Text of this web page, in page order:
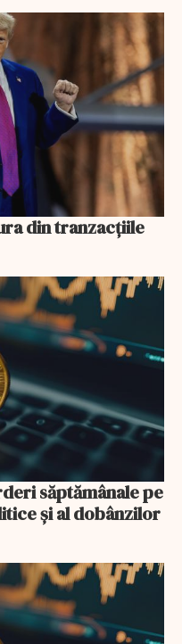
din tranzacţiile
săptămânale pe
și al dobânzilor